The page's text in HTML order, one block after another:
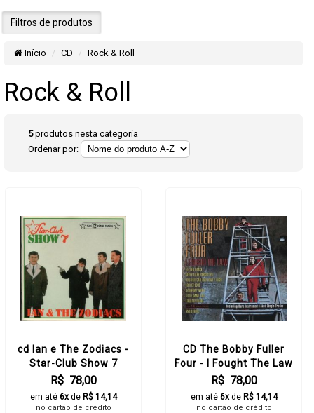
Filtros de produtos
Início CD Rock & Roll
Rock & Roll
5produtos nesta categoria
Ordenar por:
cd Ian e The Zodiacs -
Star-Club Show 7
R$ 78,00
em até 6xde R$ 14,14
no cartão de crédito
CD The Bobby Fuller
Four - I Fought The Law
R$ 78,00
em até 6xde R$ 14,14
no cartão de crédito